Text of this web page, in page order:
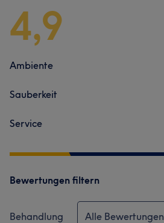
4,9
Ambiente
Sauberkeit
Service
Bewertungen filtern
Behandlung Alle Bewertungen